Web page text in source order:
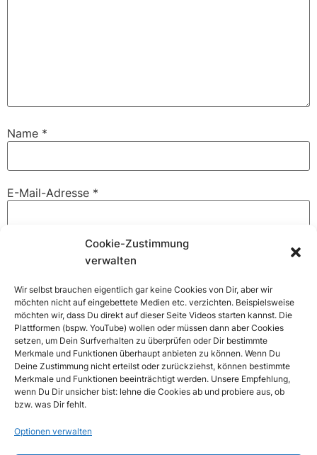
Cookie-Zustimmung
verwalten
Wir selbst brauchen eigentlich gar keine Cookies von Dir, aber wir
möchten nicht auf eingebettete Medien etc. verzichten. Beispielsweise
möchten wir, dass Du direkt auf dieser Seite Videos starten kannst. Die
Plattformen (bspw. YouTube) wollen oder müssen dann aber Cookies
setzen, um Dein Surfverhalten zu überprüfen oder Dir bestimmte
Merkmale und Funktionen überhaupt anbieten zu können. Wenn Du
Deine Zustimmung nicht erteilst oder zurückziehst, können bestimmte
Merkmale und Funktionen beeinträchtigt werden. Unsere Empfehlung,
wenn Du Dir unsicher bist: lehne die Cookies ab und probiere aus, ob
bzw. was Dir fehlt.
Optionen verwalten
Name *
E-Mail-Adresse *
Name, E-Mail-Adresse und Website in diesem Browser
für meinen nächsten Kommentar speichern.